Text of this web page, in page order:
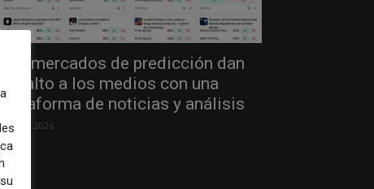
Los mercados de predicción dan
el salto a los medios con una
plataforma de noticias y análisis
julio, 2026